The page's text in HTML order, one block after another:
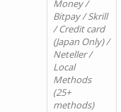
Money /
Bitpay / Skrill
/ Credit card
(Japan Only) /
Neteller /
Local
Methods
(25+
methods)